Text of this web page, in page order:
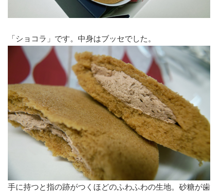
「ショコラ」です。中身はブッセでした。
手に持つと指の跡がつくほどのふわふわの生地。砂糖が歯